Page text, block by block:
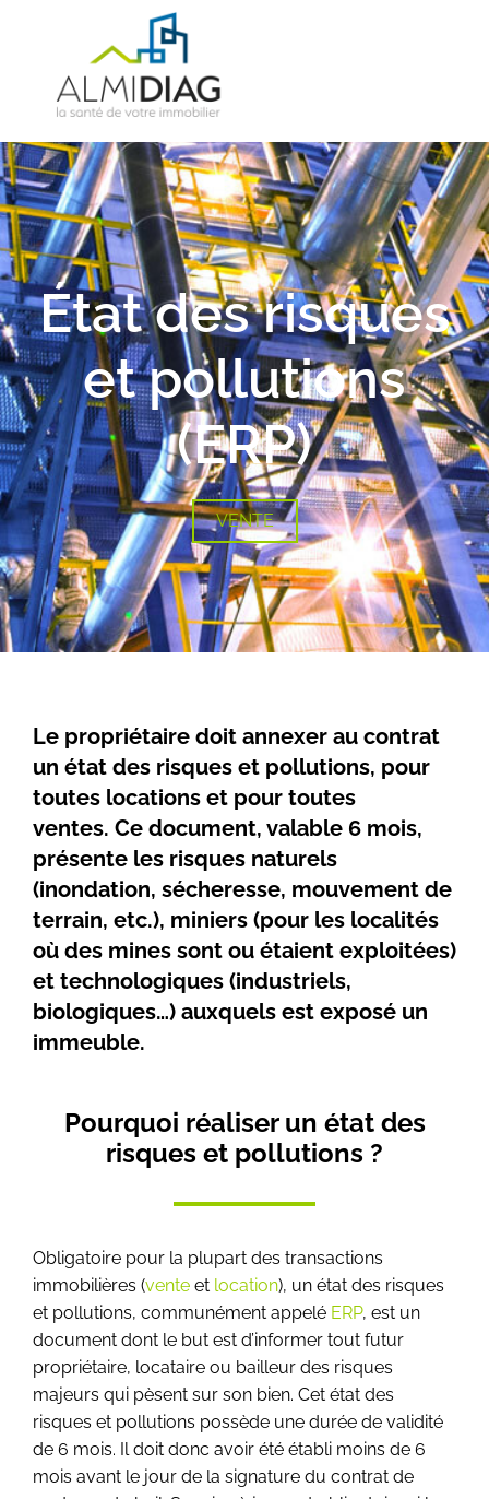
État des risques
et pollutions
(ERP)
VENTE
Le propriétaire doit annexer au contrat
un état des risques et pollutions, pour
toutes locations et pour toutes
ventes. Ce document, valable 6 mois,
présente les risques naturels
(inondation, sécheresse, mouvement de
terrain, etc.), miniers (pour les localités
où des mines sont ou étaient exploitées)
et technologiques (industriels,
biologiques…) auxquels est exposé un
immeuble.
Pourquoi réaliser un état des
risques et pollutions ?
Obligatoire pour la plupart des transactions
immobilières (vente et location), un état des risques
et pollutions, communément appelé ERP, est un
document dont le but est d’informer tout futur
propriétaire, locataire ou bailleur des risques
majeurs qui pèsent sur son bien. Cet état des
risques et pollutions possède une durée de validité
de 6 mois. Il doit donc avoir été établi moins de 6
mois avant le jour de la signature du contrat de